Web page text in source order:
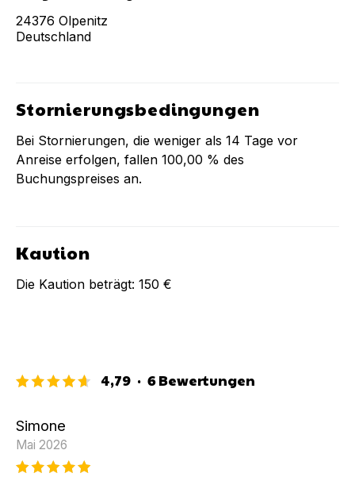
24376 Olpenitz
Deutschland
Stornierungsbedingungen
Bei Stornierungen, die weniger als 14 Tage vor
Anreise erfolgen, fallen 100,00 % des
Buchungspreises an.
Kaution
Die Kaution beträgt: 150 €
4,79 · 6Bewertungen
Simone
Mai 2026